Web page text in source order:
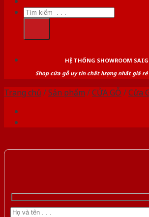
Tìm
kiếm:
HỆ THỐNG SHOWROOM
Shop cửa gỗ uy tín chất lượng nhất giá rẻ
Trang chủ /Sản phẩm /CỬA GỖ /Cửa